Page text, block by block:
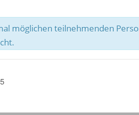
möglichen teilnehmenden